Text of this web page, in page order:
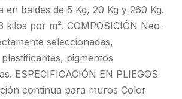
baldes de 5 Kg, 20 Kg y 260 Kg.
por m². COMPOSICIÓN Neo-
seleccionadas,
pigmentos
ESPECIFICACIÓN EN PLIEGOS
continua para muros Color